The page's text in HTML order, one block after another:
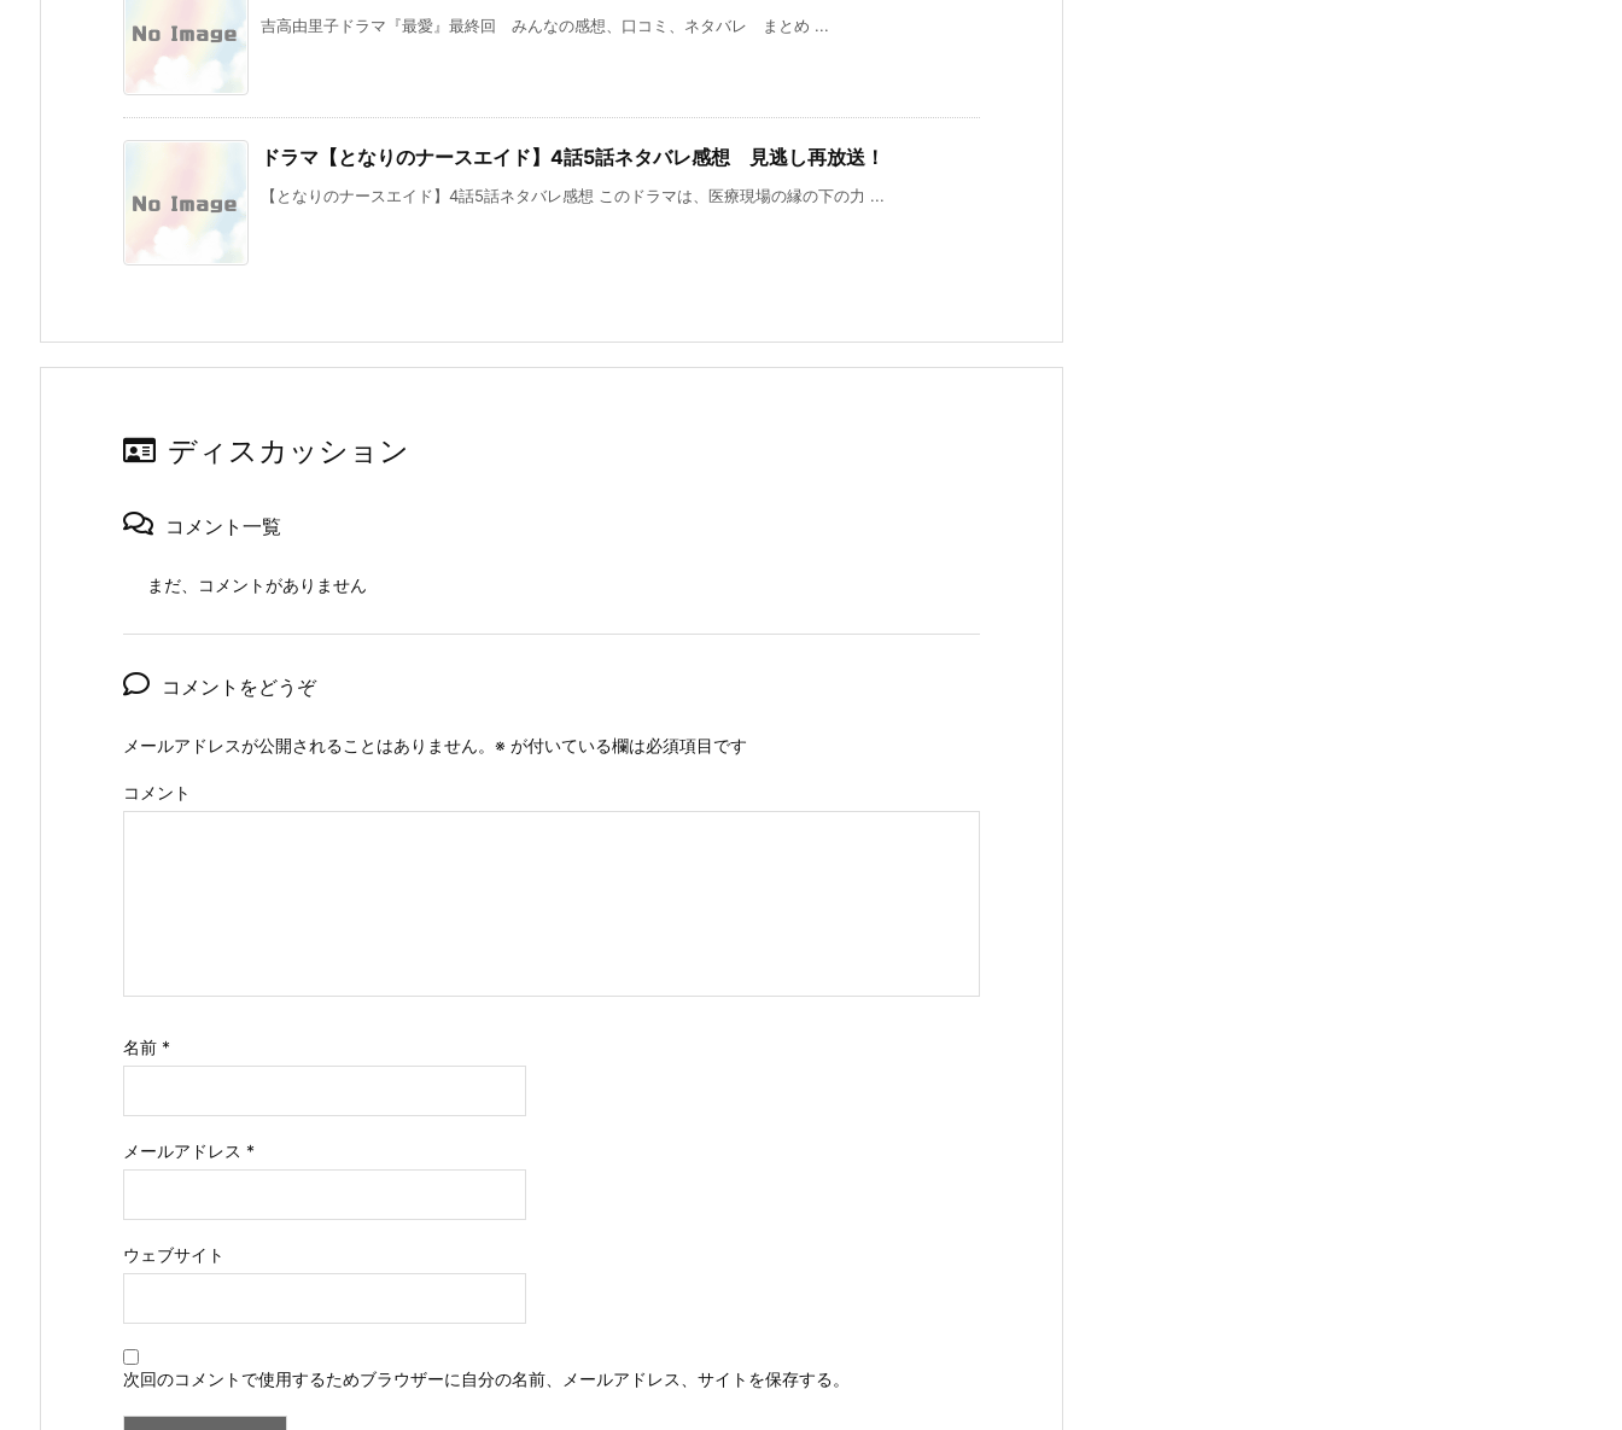
吉高由里子ドラマ『最愛』最終回 みんなの感想、口コミ、ネタバレ まとめ ...
ドラマ【となりのナースエイド】4話5話ネタバレ感想 見逃し再放送！
【となりのナースエイド】4話5話ネタバレ感想 このドラマは、医療現場の縁の下の力 ...
ディスカッション
コメント一覧
まだ、コメントがありません
コメントをどうぞ
メールアドレスが公開されることはありません。 ※ が付いている欄は必須項目です
コメント
名前 *
メールアドレス *
ウェブサイト
次回のコメントで使用するためブラウザーに自分の名前、メールアドレス、サイトを保存する。